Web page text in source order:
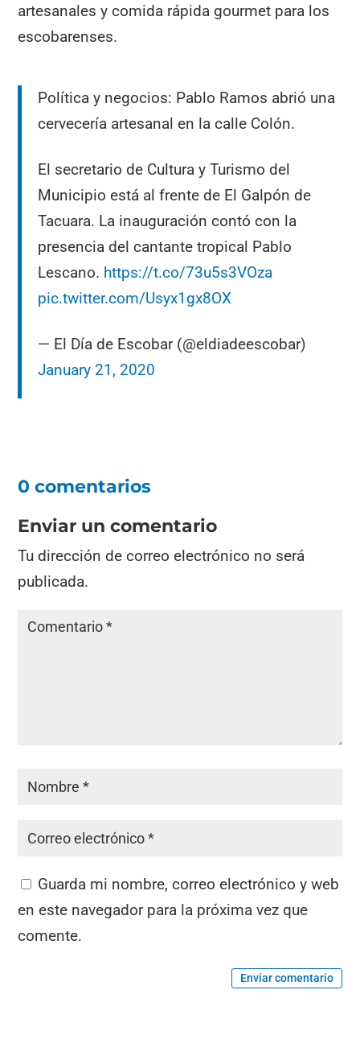
artesanales y comida rápida gourmet para los
escobarenses.
Política y negocios: Pablo Ramos abrió una
cervecería artesanal en la calle Colón.
El secretario de Cultura y Turismo del
Municipio está al frente de El Galpón de
Tacuara. La inauguración contó con la
presencia del cantante tropical Pablo
Lescano. https://t.co/73u5s3VOza
pic.twitter.com/Usyx1gx8OX
— El Día de Escobar (@eldiadeescobar)
January 21, 2020
0 comentarios
Enviar un comentario
Tu dirección de correo electrónico no será
publicada.
Guarda mi nombre, correo electrónico y web
en este navegador para la próxima vez que
comente.
Enviar comentario